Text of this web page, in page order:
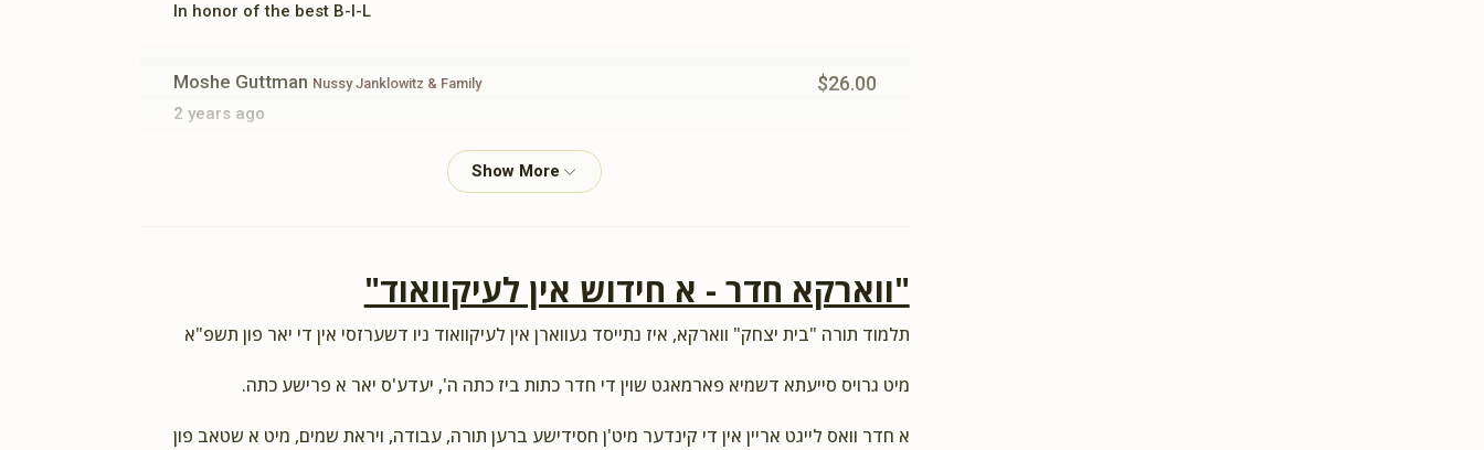
In honor of the best B-I-L
Moshe Guttman Nussy Janklowitz & Family
2 years ago
$26.00
Nussy Janklowitz & Family
Nussy Janklowitz & Family $18.00
Anonymous Nussy Janklowitz & Family $18.00
"ווארקא חדר - א חידוש אין לעיקוואוד"
תלמוד תורה "בית יצחק" ווארקא, איז נתייסד געווארן אין לעיקוואוד ניו דשערזסי אין די יאר פון תשפ"א
מיט גרויס סייעתא דשמיא פארמאגט שוין די חדר כתות ביז כתה ה', יעדע'ס יאר א פרישע כתה.
א חדר וואס לייגט אריין אין די קינדער מיט'ן חסידישע ברען תורה, עבודה, ויראת שמים, מיט א שטאב פון